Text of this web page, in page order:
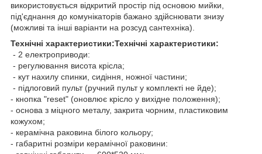
використовується відкритий простір під основою мийки,
під'єднання до комунікаторів бажано здійснювати знизу
(можливі та інші варіанти на розсуд сантехніка).
Технічні характеристики:Технічні характеристики:
- 2 електроприводи:
- регулювання висота крісла;
- кут нахилу спинки, сидіння, ножної частини;
- підлоговий пульт (ручний пульт у комплекті не йде);
- кнопка "reset" (оновлює крісло у вихідне положення);
- основа з міцного металу, закрита чорним, пластиковим
кожухом;
- керамічна раковина білого кольору;
- габаритні розміри керамічної раковини: